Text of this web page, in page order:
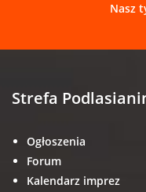
Nasz
Strefa
Ogłoszenia
Forum
Kalendarz imprez